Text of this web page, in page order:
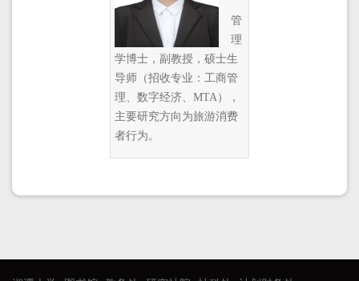
管
理
学博士，副教授，硕士生
导师（招收专业：工商管
理、数字经济、MTA），
主要研究方向为旅游消费
者行为。